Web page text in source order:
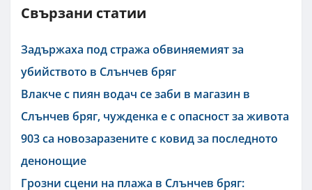
Свързани статии
Задържаха под стража обвиняемият за
убийството в Слънчев бряг
Влакче с пиян водач се заби в магазин в
Слънчев бряг, чужденка е с опасност за живота
903 са новозаразените с ковид за последното
денонощие
Грозни сцени на плажа в Слънчев бряг: